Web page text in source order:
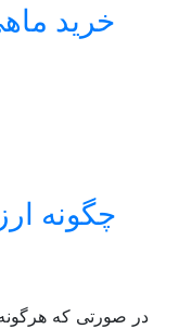
خرید
چگونه ارز
صورتی که هرگونه